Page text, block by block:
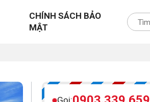
CHÍNH SÁCH BẢO
MẬT
Gọi: